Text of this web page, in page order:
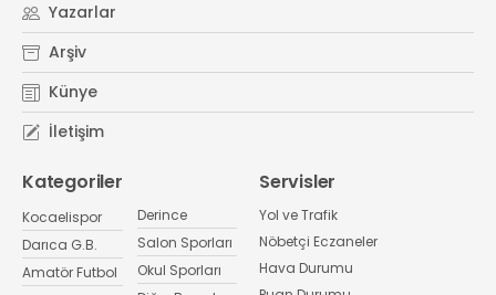
Yazarlar
Arşiv
Künye
İletişim
Kategoriler
Kocaelispor
Darıca G.B.
Amatör Futbol
Derince
Salon Sporları
Okul Sporları
Servisler
Yol ve Trafik
Nöbetçi Eczaneler
Hava Durumu